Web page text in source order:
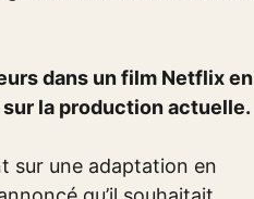
dans un film Netflix en
la production actuelle.
sur une adaptation en